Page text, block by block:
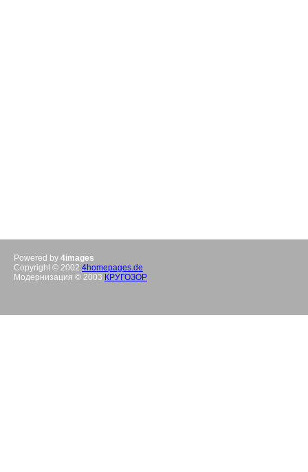
Powered by 4images
Copyright © 2002 4homepages.de
Модернизация © 2003 КРУГОЗОР